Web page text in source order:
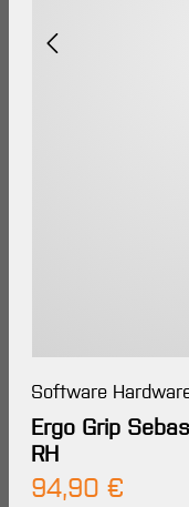
Software
Ergo Grip
RH
Regulärer Preis:
94,90 €